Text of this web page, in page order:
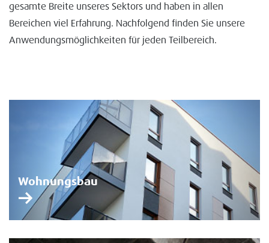
gesamte Breite unseres Sektors und haben in allen
Bereichen viel Erfahrung. Nachfolgend finden Sie unsere
Anwendungsmöglichkeiten für jeden Teilbereich.
Wohnungsbau